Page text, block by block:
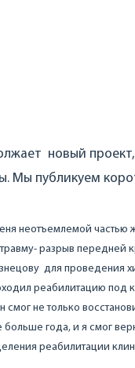
новый
Мы публикуем
неотъемлемой
разрыв передней
для проведения
реабилитацию под
не только
года, и я смог
реабилитации